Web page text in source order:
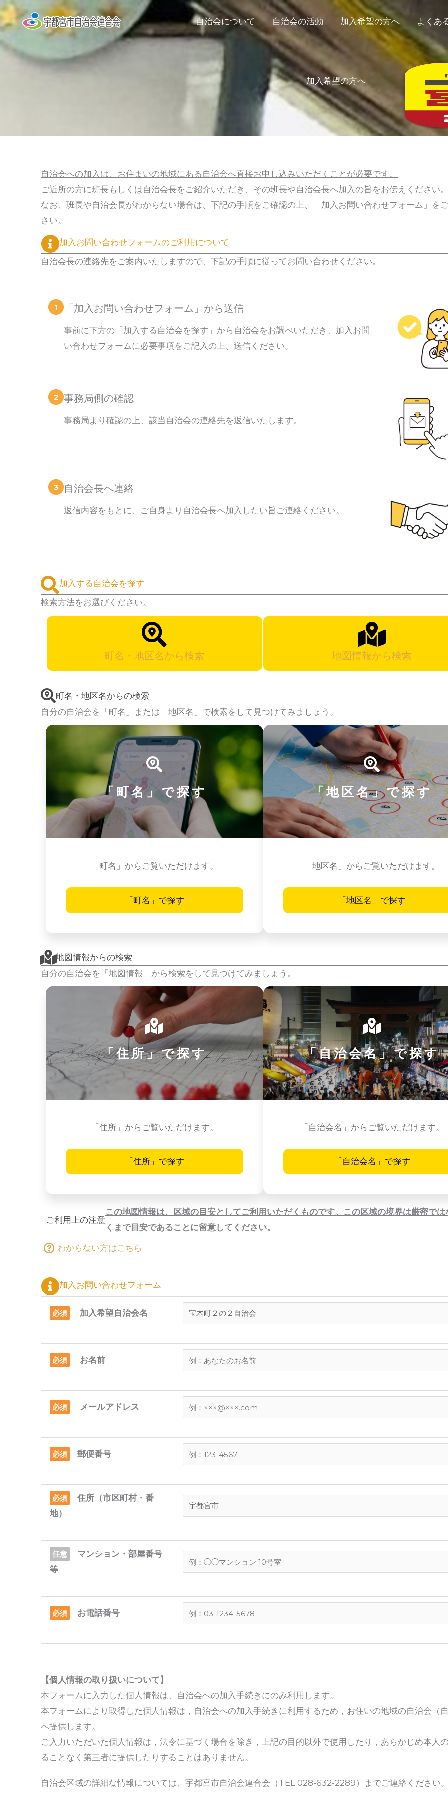
内
容
を
自治会について 自治会の活動 加入希望の方へ よくあ
加入希望の方へ
自治会への加入は、お住まいの地域にある自治会へ直接お申し込みいただくことが必要です。
ご近所の方に班長もしくは自治会長をご紹介いただき、その班長や自治会長へ加入の旨をお伝えください
なお、班長や自治会長がわからない場合は、下記の手順をご確認の上、「加入お問い合わせフォーム」を
さい。
加入お問い合わせフォームのご利用について
自治会長の連絡先をご案内いたしますので、下記の手順に従ってお問い合わせください。
1 「加入お問い合わせフォーム」から送信
事前に下方の「加入する自治会を探す」から自治会をお調べいただき、加入お問
い合わせフォームに必要事項をご記入の上、送信ください。
2 事務局側の確認
事務局より確認の上、該当自治会の連絡先を返信いたします。
3 自治会長へ連絡
返信内容をもとに、ご自身より自治会長へ加入したい旨ご連絡ください。
加入する自治会を探す
検索方法をお選びください。
町名・地区名から検索 地図情報から検索
町名・地区名からの検索
自分の自治会を「町名」または「地区名」で検索をして見つけてみましょう。
「町名」で探す
「町名」からご覧いただけます。
「町名」で探す
「地区名」で探す
「地区名」からご覧いただけます。
「地区名」で探す
地図情報からの検索
自分の自治会を「地図情報」から検索をして見つけてみましょう。
「住所」で探す
「住所」からご覧いただけます。
「住所」で探す
「自治会名」で探す
「自治会名」からご覧いただけます。
「自治会名」で探す
ご利用上の注意
この地図情報は、区域の目安としてご利用いただくものです。この区域の境界は厳密では
くまで目安であることに留意してください。
わからない方はこちら
加入お問い合わせフォーム
必須 加入希望自治会名
必須 お名前
必須 メールアドレス
必須 郵便番号
必須
住所（市区町村・番
地）
任意
マンション・部屋番号
等
必須 お電話番号
【個人情報の取り扱いについて】
本フォームに入力した個人情報は、自治会への加入手続きにのみ利用します。
本フォームにより取得した個人情報は，自治会への加入手続きに利用するため，お住いの地域の自治会（
へ提供します。
ご入力いただいた個人情報は，法令に基づく場合を除き，上記の目的以外で使用したり，あらかじめ本人
ることなく第三者に提供したりすることはありません。
自治会区域の詳細な情報については、宇都宮市自治会連合会（TEL 028-632-2289）までご連絡ください